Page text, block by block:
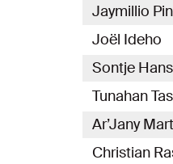
Jaymillio
Joël Ideho
Sontje
Tunahan
Ar’Jany
Christian